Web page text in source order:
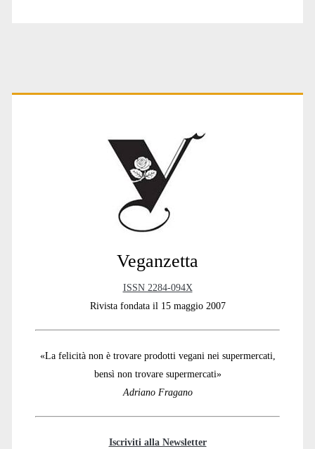
Primary
Veganzetta
ISSN 2284-094X
Rivista fondata il 15 maggio 2007
«La felicità non è trovare prodotti vegani nei supermercati,
bensì non trovare supermercati»
Adriano Fragano
Iscriviti alla Newsletter